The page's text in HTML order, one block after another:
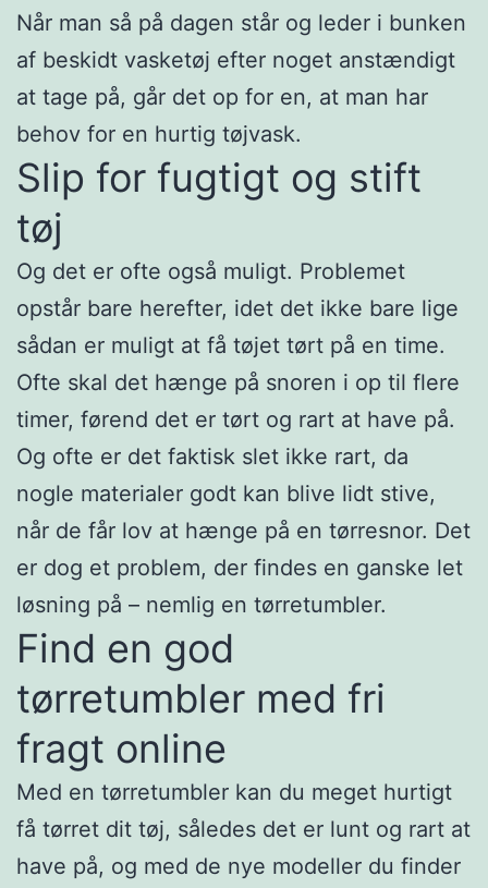
Når man så på dagen står og leder i bunken
af beskidt vasketøj efter noget anstændigt
at tage på, går det op for en, at man har
behov for en hurtig tøjvask.
Slip for fugtigt og stift
tøj
Og det er ofte også muligt. Problemet
opstår bare herefter, idet det ikke bare lige
sådan er muligt at få tøjet tørt på en time.
Ofte skal det hænge på snoren i op til flere
timer, førend det er tørt og rart at have på.
Og ofte er det faktisk slet ikke rart, da
nogle materialer godt kan blive lidt stive,
når de får lov at hænge på en tørresnor. Det
er dog et problem, der findes en ganske let
løsning på – nemlig en tørretumbler.
Find en god
tørretumbler med fri
fragt online
Med en tørretumbler kan du meget hurtigt
få tørret dit tøj, således det er lunt og rart at
have på, og med de nye modeller du finder